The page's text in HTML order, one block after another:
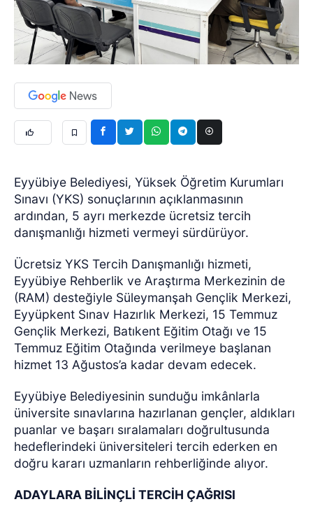
Eyyübiye Belediyesi, Yüksek Öğretim Kurumları
Sınavı (YKS) sonuçlarının açıklanmasının
ardından, 5 ayrı merkezde ücretsiz tercih
danışmanlığı hizmeti vermeyi sürdürüyor.
Ücretsiz YKS Tercih Danışmanlığı hizmeti,
Eyyübiye Rehberlik ve Araştırma Merkezinin de
(RAM) desteğiyle Süleymanşah Gençlik Merkezi,
Eyyüpkent Sınav Hazırlık Merkezi, 15 Temmuz
Gençlik Merkezi, Batıkent Eğitim Otağı ve 15
Temmuz Eğitim Otağında verilmeye başlanan
hizmet 13 Ağustos’a kadar devam edecek.
Eyyübiye Belediyesinin sunduğu imkânlarla
üniversite sınavlarına hazırlanan gençler, aldıkları
puanlar ve başarı sıralamaları doğrultusunda
hedeflerindeki üniversiteleri tercih ederken en
doğru kararı uzmanların rehberliğinde alıyor.
ADAYLARA BİLİNÇLİ TERCİH ÇAĞRISI